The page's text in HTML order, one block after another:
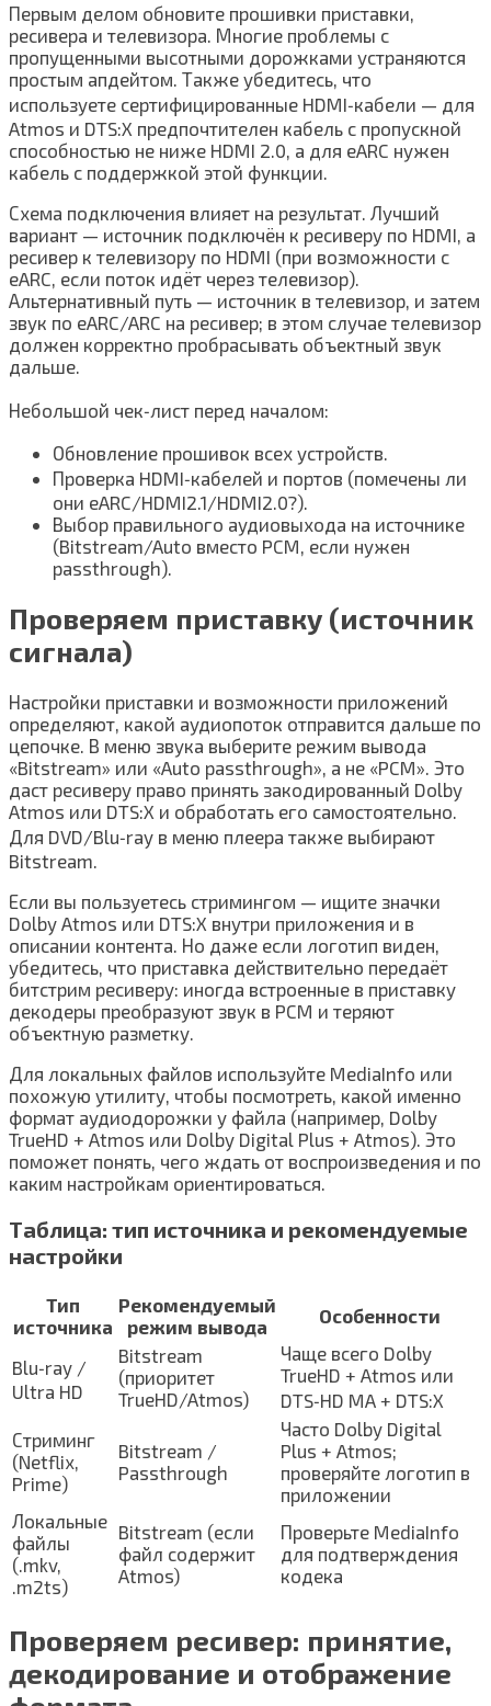
Первым делом обновите прошивки приставки,
ресивера и телевизора. Многие проблемы с
пропущенными высотными дорожками устраняются
простым апдейтом. Также убедитесь, что
используете сертифицированные HDMI‑кабели — для
Atmos и DTS:X предпочтителен кабель с пропускной
способностью не ниже HDMI 2.0, а для eARC нужен
кабель с поддержкой этой функции.
Схема подключения влияет на результат. Лучший
вариант — источник подключён к ресиверу по HDMI, а
ресивер к телевизору по HDMI (при возможности с
eARC, если поток идёт через телевизор).
Альтернативный путь — источник в телевизор, и затем
звук по eARC/ARC на ресивер; в этом случае телевизор
должен корректно пробрасывать объектный звук
дальше.
Небольшой чек‑лист перед началом:
Обновление прошивок всех устройств.
Проверка HDMI‑кабелей и портов (помечены ли
они eARC/HDMI2.1/HDMI2.0?).
Выбор правильного аудиовыхода на источнике
(Bitstream/Auto вместо PCM, если нужен
passthrough).
Проверяем приставку (источник
сигнала)
Настройки приставки и возможности приложений
определяют, какой аудиопоток отправится дальше по
цепочке. В меню звука выберите режим вывода
«Bitstream» или «Auto passthrough», а не «PCM». Это
даст ресиверу право принять закодированный Dolby
Atmos или DTS:X и обработать его самостоятельно.
Для DVD/Blu‑ray в меню плеера также выбирают
Bitstream.
Если вы пользуетесь стримингом — ищите значки
Dolby Atmos или DTS:X внутри приложения и в
описании контента. Но даже если логотип виден,
убедитесь, что приставка действительно передаёт
битстрим ресиверу: иногда встроенные в приставку
декодеры преобразуют звук в PCM и теряют
объектную разметку.
Для локальных файлов используйте MediaInfo или
похожую утилиту, чтобы посмотреть, какой именно
формат аудиодорожки у файла (например, Dolby
TrueHD + Atmos или Dolby Digital Plus + Atmos). Это
поможет понять, чего ждать от воспроизведения и по
каким настройкам ориентироваться.
Таблица: тип источника и рекомендуемые
настройки
Тип
источника
Рекомендуемый
режим вывода
Особенности
Blu‑ray /
Ultra HD
Bitstream
(приоритет
TrueHD/Atmos)
Чаще всего Dolby
TrueHD + Atmos или
DTS‑HD MA + DTS:X
Стриминг
(Netflix,
Prime)
Bitstream /
Passthrough
Часто Dolby Digital
Plus + Atmos;
проверяйте логотип в
приложении
Локальные
файлы
(.mkv,
.m2ts)
Bitstream (если
файл содержит
Atmos)
Проверьте MediaInfo
для подтверждения
кодека
Проверяем ресивер: принятие,
декодирование и отображение